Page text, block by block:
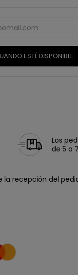
ESTÉ DISPONIBLE
Los
de 5 a
la recepción del